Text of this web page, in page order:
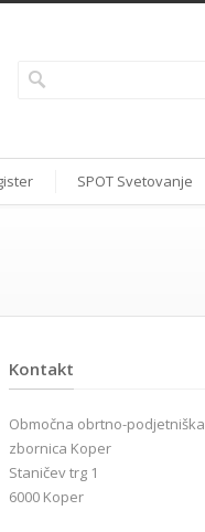
SPOT Svetovanje
Kontakt
Območna obrtno-podjetniška
zbornica Koper
Staničev trg 1
6000 Koper